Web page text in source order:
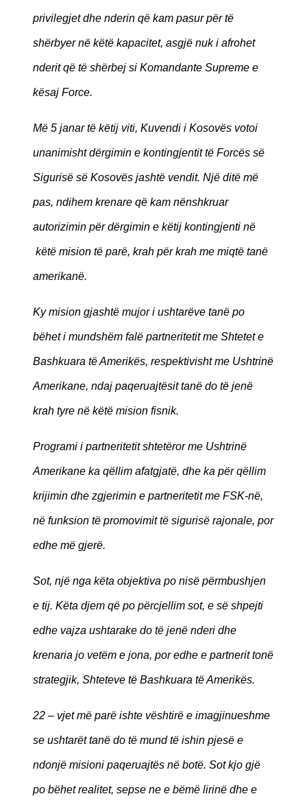
privilegjet dhe nderin që kam pasur për të
shërbyer në këtë kapacitet, asgjë nuk i afrohet
nderit që të shërbej si Komandante Supreme e
kësaj Force.
Më 5 janar të këtij viti, Kuvendi i Kosovës votoi
unanimisht dërgimin e kontingjentit të Forcës së
Sigurisë së Kosovës jashtë vendit. Një ditë më
pas, ndihem krenare që kam nënshkruar
autorizimin për dërgimin e këtij kontingjenti në
këtë mision të parë, krah për krah me miqtë tanë
amerikanë.
Ky mision gjashtë mujor i ushtarëve tanë po
bëhet i mundshëm falë partneritetit me Shtetet e
Bashkuara të Amerikës, respektivisht me Ushtrinë
Amerikane, ndaj paqeruajtësit tanë do të jenë
krah tyre në këtë mision fisnik.
Programi i partneritetit shtetëror me Ushtrinë
Amerikane ka qëllim afatgjatë, dhe ka për qëllim
krijimin dhe zgjerimin e partneritetit me FSK-në,
në funksion të promovimit të sigurisë rajonale, por
edhe më gjerë.
Sot, një nga këta objektiva po nisë përmbushjen
e tij. Këta djem që po përcjellim sot, e së shpejti
edhe vajza ushtarake do të jenë nderi dhe
krenaria jo vetëm e jona, por edhe e partnerit tonë
strategjik, Shteteve të Bashkuara të Amerikës.
22 – vjet më parë ishte vështirë e imagjinueshme
se ushtarët tanë do të mund të ishin pjesë e
ndonjë misioni paqeruajtës në botë. Sot kjo gjë
po bëhet realitet, sepse ne e bëmë lirinë dhe e